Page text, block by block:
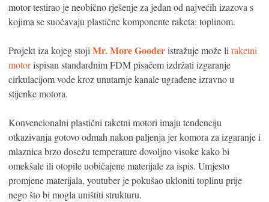
motor testirao je neobično rješenje za jedan od najvećih izazova s ​​
kojima se suočavaju plastične komponente raketa: toplinom.
Projekt iza kojeg stojiMr. More Gooderistražuje može liraketni
motorispisan standardnim FDM pisačem izdržati izgaranje
cirkulacijom vode kroz unutarnje kanale ugrađene izravno u
stijenke motora.
Konvencionalni plastični raketni motori imaju tendenciju
otkazivanja gotovo odmah nakon paljenja jer komora za izgaranje i
mlaznica brzo dosežu temperature dovoljno visoke kako bi
omekšale ili otopile uobičajene materijale za ispis. Umjesto
promjene materijala, youtuber je pokušao ukloniti toplinu prije
nego što bi mogla uništiti strukturu.